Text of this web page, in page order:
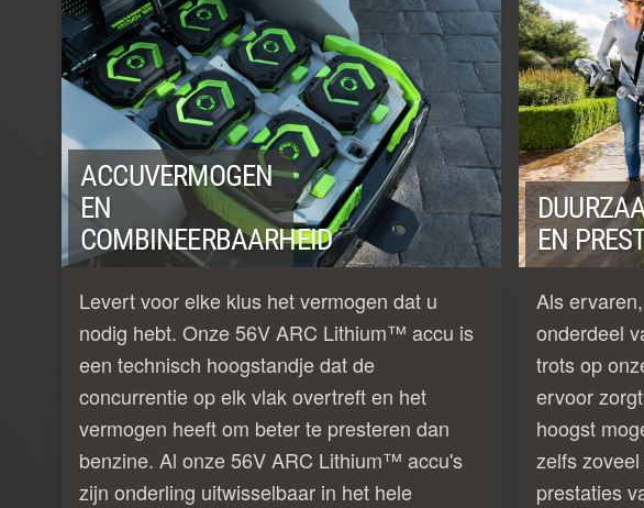
ACCUVERMOGEN
EN
COMBINEERBAARHEID
Levert voor elke klus het vermogen dat u
nodig hebt. Onze 56V ARC Lithium™ accu is
een technisch hoogstandje dat de
concurrentie op elk vlak overtreft en het
vermogen heeft om beter te presteren dan
benzine. Al onze 56V ARC Lithium™ accu's
zijn onderling uitwisselbaar in het hele
EN
Als
onderdeel
trots op
ervoor
hoogst
zelfs
prestaties